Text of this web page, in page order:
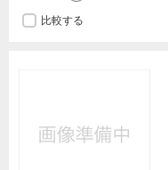
比較する